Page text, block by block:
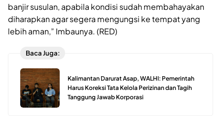
banjir susulan, apabila kondisi sudah membahayakan
diharapkan agar segera mengungsi ke tempat yang
lebih aman,” Imbaunya. (RED)
Baca Juga:
Kalimantan Darurat Asap, WALHI: Pemerintah
Harus Koreksi Tata Kelola Perizinan dan Tagih
Tanggung Jawab Korporasi